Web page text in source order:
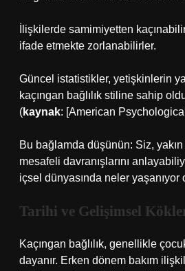
İlişkilerde samimiyetten
ifade etmekte zorlanabilirler.
Güncel istatistikler, yetişkinlerin
kaçıngan bağlılık stiline sahip
(kaynak: [American
Bu bağlamda düşünün: Siz, yakın
mesafeli davranışlarını
içsel dünyasında neler yaşanıyor
Tarihi ve Gelişimsel
Kaçıngan bağlılık, genellikle
dayanır. Erken dönem bakım